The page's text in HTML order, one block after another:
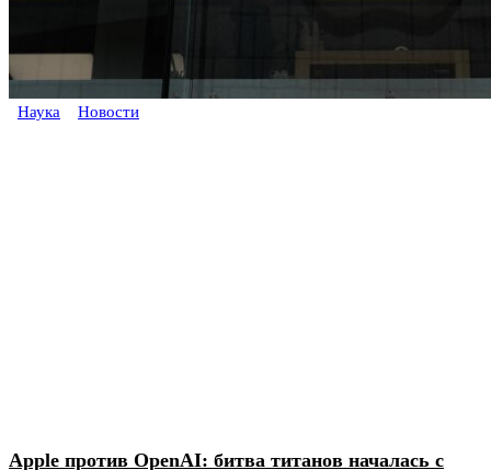
Наука Новости
Apple против OpenAI: битва титанов началась с